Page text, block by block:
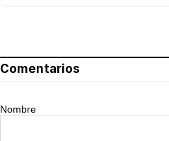
Comentarios
Nombre